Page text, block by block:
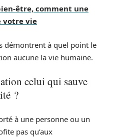
être, comment une
votre vie
démontrent à quel point le
aucune la vie humaine.
celui qui sauve
?
à une personne ou un
pas qu’aux